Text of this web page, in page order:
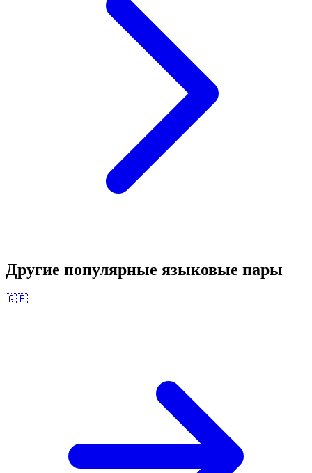
Другие популярные языковые пары
🇬🇧